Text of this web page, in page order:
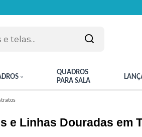
QUADROS
PARA SALA
e Linhas Douradas em